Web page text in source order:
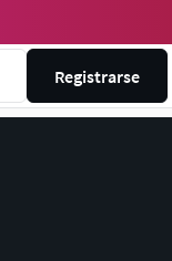
Registrarse